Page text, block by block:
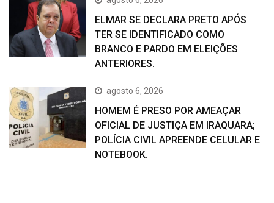
ELMAR SE DECLARA PRETO APÓS
TER SE IDENTIFICADO COMO
BRANCO E PARDO EM ELEIÇÕES
ANTERIORES.
agosto 6, 2026
HOMEM É PRESO POR AMEAÇAR
OFICIAL DE JUSTIÇA EM IRAQUARA;
POLÍCIA CIVIL APREENDE CELULAR E
NOTEBOOK.